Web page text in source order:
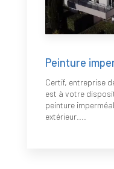
Peinture
Certif, entreprise
est à votre
peinture
extérieur....